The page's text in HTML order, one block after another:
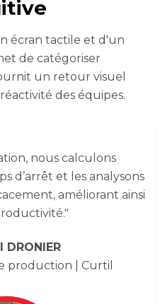
écran tactile et d'un
de catégoriser
un retour visuel
des équipes.
nous calculons
d’arrêt et les analysons
améliorant ainsi
DRONIER
production | Curtil